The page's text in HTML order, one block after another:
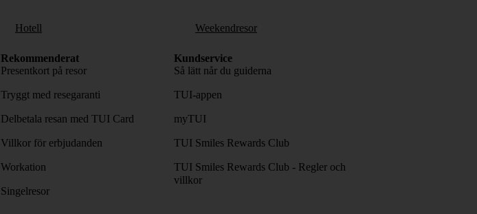
Hotell Weekendresor
Rekommenderat
Presentkort på resor
Tryggt med resegaranti
Delbetala resan med TUI Card
Villkor för erbjudanden
Workation
Singelresor
Kundservice
Så lätt når du guiderna
TUI-appen
myTUI
TUI Smiles Rewards Club
TUI Smiles Rewards Club - Regler och
villkor